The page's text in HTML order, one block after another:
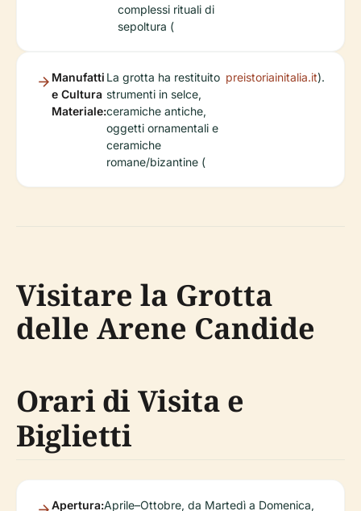
complessi rituali di
sepoltura (
Manufatti
e Cultura
Materiale:
La grotta ha restituito
strumenti in selce,
ceramiche antiche,
oggetti ornamentali e
ceramiche
romane/bizantine (
preistoriainitalia.it).
Visitare la Grotta
delle Arene Candide
Orari di Visita e
Biglietti
Apertura:Aprile–Ottobre, da Martedì a Domenica,